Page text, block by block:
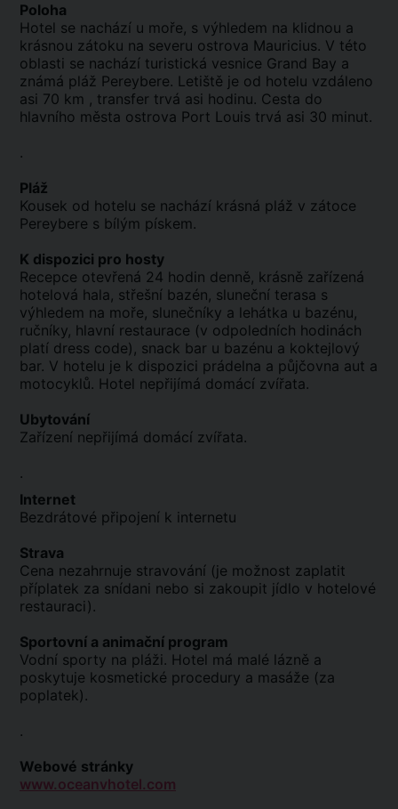
Poloha
Hotel se nachází u moře, s výhledem na klidnou a
krásnou zátoku na severu ostrova Mauricius. V této
oblasti se nachází turistická vesnice Grand Bay a
známá pláž Pereybere. Letiště je od hotelu vzdáleno
asi 70 km , transfer trvá asi hodinu. Cesta do
hlavního města ostrova Port Louis trvá asi 30 minut.
.
Pláž
Kousek od hotelu se nachází krásná pláž v zátoce
Pereybere s bílým pískem.
K dispozici pro hosty
Recepce otevřená 24 hodin denně, krásně zařízená
hotelová hala, střešní bazén, sluneční terasa s
výhledem na moře, slunečníky a lehátka u bazénu,
ručníky, hlavní restaurace (v odpoledních hodinách
platí dress code), snack bar u bazénu a koktejlový
bar. V hotelu je k dispozici prádelna a půjčovna aut a
motocyklů. Hotel nepřijímá domácí zvířata.
Ubytování
Zařízení nepřijímá domácí zvířata.
.
Internet
Bezdrátové připojení k internetu
Strava
Cena nezahrnuje stravování (je možnost zaplatit
příplatek za snídani nebo si zakoupit jídlo v hotelové
restauraci).
Sportovní a animační program
Vodní sporty na pláži. Hotel má malé lázně a
poskytuje kosmetické procedury a masáže (za
poplatek).
.
Webové stránky
www.oceanvhotel.com